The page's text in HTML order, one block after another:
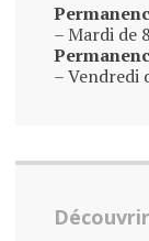
– Mardi de
– Vendredi